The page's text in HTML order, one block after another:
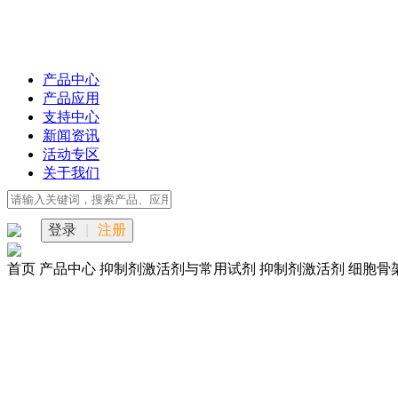
产品中心
产品应用
支持中心
新闻资讯
活动专区
关于我们
登录 注册
首页 产品中心 抑制剂激活剂与常用试剂 抑制剂激活剂 细胞骨